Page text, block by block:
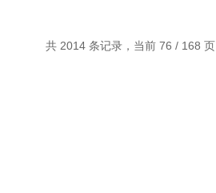
共 2014 条记录，当前 76 / 168 页